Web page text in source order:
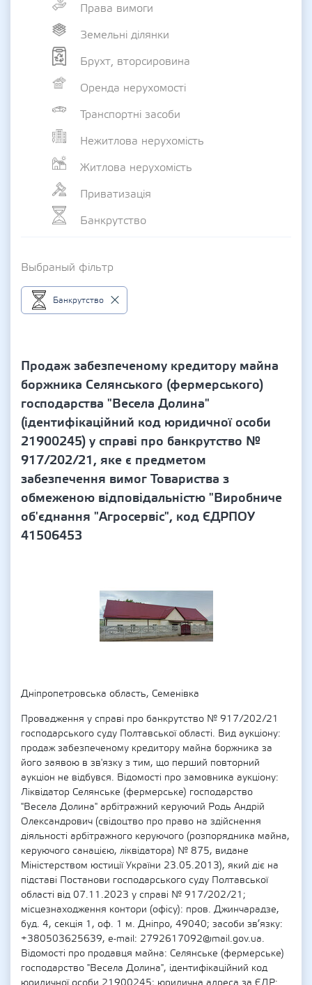
Права вимоги
Земельні ділянки
Брухт, вторсировина
Оренда нерухомості
Транспортні засоби
Нежитлова нерухомість
Житлова нерухомість
Приватизація
Банкрутство
Выбраный фільтр
Банкрутство
Продаж забезпеченому кредитору майна
боржника Селянського (фермерського)
господарства "Весела Долина"
(ідентифікаційний код юридичної особи
21900245) у справі про банкрутство №
917/202/21, яке є предметом
забезпечення вимог Товариства з
обмеженою відповідальністю "Виробниче
об'єднання "Агросервіс", код ЄДРПОУ
41506453
Дніпропетровська область, Семенівка
Провадження у справі про банкрутство № 917/202/21
господарського суду Полтавської області. Вид аукціону:
продаж забезпеченому кредитору майна боржника за
його заявою в зв'язку з тим, що перший повторний
аукціон не відбувся. Відомості про замовника аукціону:
Ліквідатор Селянське (фермерське) господарство
"Весела Долина" арбітражний керуючий Родь Андрій
Олександрович (свідоцтво про право на здійснення
діяльності арбітражного керуючого (розпорядника майна,
керуючого санацією, ліквідатора) № 875, видане
Міністерством юстиції України 23.05.2013), який діє на
підставі Постанови господарського суду Полтавської
області від 07.11.2023 у справі № 917/202/21;
місцезнаходження контори (офісу): пров. Джинчарадзе,
буд. 4, секція 1, оф. 1 м. Дніпро, 49040; засоби зв’язку:
+380503625639, e-mail: 2792617092@mail.gov.ua.
Відомості про продавця майна: Селянське (фермерське)
господарство "Весела Долина", ідентифікаційний код